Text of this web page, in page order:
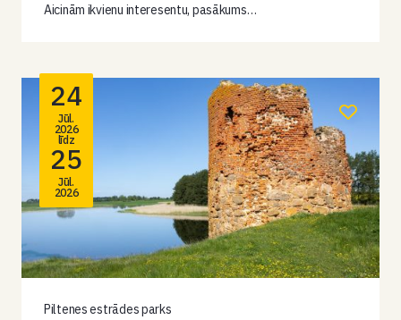
Aicinām ikvienu interesentu, pasākums…
24
Jūl.
2026
līdz
25
Jūl.
2026
Piltenes estrādes parks